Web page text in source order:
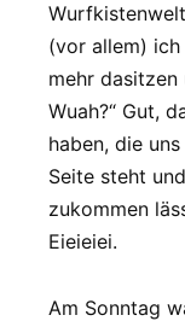
(vor allem)
mehr dasitzen
Wuah?“ Gut,
haben, die
Seite steht
zukommen
Eieieiei.
Am Sonntag